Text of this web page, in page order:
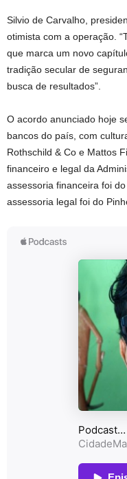
Silvio de Carvalho,
otimista com a operação.
que marca um novo
tradição secular de
busca de resultados”.
O acordo anunciado hoje
bancos do país, com
Rothschild & Co e Mattos
financeiro e legal da
assessoria financeira foi
assessoria legal foi do